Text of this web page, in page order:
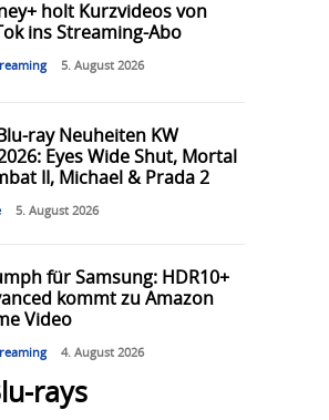
holt Kurzvideos von
ins Streaming-Abo
5. August 2026
ray Neuheiten KW
Eyes Wide Shut, Mortal
II, Michael & Prada 2
5. August 2026
für Samsung: HDR10+
kommt zu Amazon
Video
4. August 2026
rays